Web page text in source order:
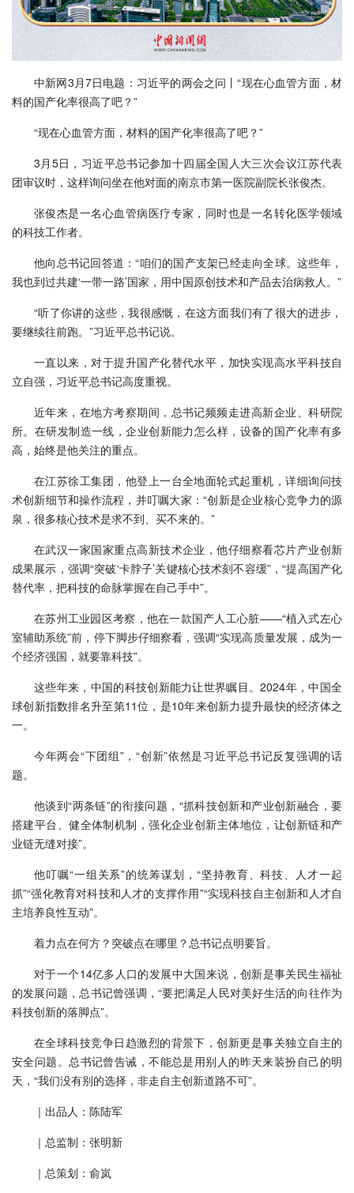
中新网3月7日电题：习近平的两会之问丨“现在心血管方面，材
料的国产化率很高了吧？”
“现在心血管方面，材料的国产化率很高了吧？”
3月5日，习近平总书记参加十四届全国人大三次会议江苏代表
团审议时，这样询问坐在他对面的南京市第一医院副院长张俊杰。
张俊杰是一名心血管病医疗专家，同时也是一名转化医学领域
的科技工作者。
他向总书记回答道：“咱们的国产支架已经走向全球。这些年，
我也到过共建‘一带一路’国家，用中国原创技术和产品去治病救人。”
“听了你讲的这些，我很感慨，在这方面我们有了很大的进步，
要继续往前跑。”习近平总书记说。
一直以来，对于提升国产化替代水平，加快实现高水平科技自
立自强，习近平总书记高度重视。
近年来，在地方考察期间，总书记频频走进高新企业、科研院
所。在研发制造一线，企业创新能力怎么样，设备的国产化率有多
高，始终是他关注的重点。
在江苏徐工集团，他登上一台全地面轮式起重机，详细询问技
术创新细节和操作流程，并叮嘱大家：“创新是企业核心竞争力的源
泉，很多核心技术是求不到、买不来的。”
在武汉一家国家重点高新技术企业，他仔细察看芯片产业创新
成果展示，强调“突破‘卡脖子’关键核心技术刻不容缓”，“提高国产化
替代率，把科技的命脉掌握在自己手中”。
在苏州工业园区考察，他在一款国产人工心脏——“植入式左心
室辅助系统”前，停下脚步仔细察看，强调“实现高质量发展，成为一
个经济强国，就要靠科技”。
这些年来，中国的科技创新能力让世界瞩目。2024年，中国全
球创新指数排名升至第11位，是10年来创新力提升最快的经济体之
一。
今年两会“下团组”，“创新”依然是习近平总书记反复强调的话
题。
他谈到“两条链”的衔接问题，“抓科技创新和产业创新融合，要
搭建平台、健全体制机制，强化企业创新主体地位，让创新链和产
业链无缝对接”。
他叮嘱“一组关系”的统筹谋划，“坚持教育、科技、人才一起
抓”“强化教育对科技和人才的支撑作用”“实现科技自主创新和人才自
主培养良性互动”。
着力点在何方？突破点在哪里？总书记点明要旨。
对于一个14亿多人口的发展中大国来说，创新是事关民生福祉
的发展问题，总书记曾强调，“要把满足人民对美好生活的向往作为
科技创新的落脚点”。
在全球科技竞争日趋激烈的背景下，创新更是事关独立自主的
安全问题。总书记曾告诫，不能总是用别人的昨天来装扮自己的明
天，“我们没有别的选择，非走自主创新道路不可”。
｜出品人：陈陆军
｜总监制：张明新
｜总策划：俞岚